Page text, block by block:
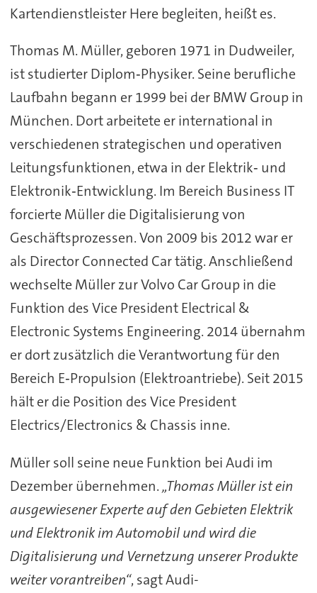
Kartendienstleister Here begleiten, heißt es.
Thomas M. Müller, geboren 1971 in Dudweiler,
ist studierter Diplom‑Physiker. Seine berufliche
Laufbahn begann er 1999 bei der BMW Group in
München. Dort arbeitete er international in
verschiedenen strategischen und operativen
Leitungsfunktionen, etwa in der Elektrik‑ und
Elektronik‑Entwicklung. Im Bereich Business IT
forcierte Müller die Digitalisierung von
Geschäftsprozessen. Von 2009 bis 2012 war er
als Director Connected Car tätig. Anschließend
wechselte Müller zur Volvo Car Group in die
Funktion des Vice President Electrical &
Electronic Systems Engineering. 2014 übernahm
er dort zusätzlich die Verantwortung für den
Bereich E‑Propulsion (Elektroantriebe). Seit 2015
hält er die Position des Vice President
Electrics/Electronics & Chassis inne.
Müller soll seine neue Funktion bei Audi im
Dezember übernehmen.„Thomas Müller ist ein
ausgewiesener Experte auf den Gebieten Elektrik
und Elektronik im Automobil und wird die
Digitalisierung und Vernetzung unserer Produkte
weiter vorantreiben“, sagt Audi-